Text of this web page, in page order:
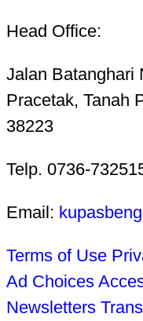
Head Office:
Jalan Batanghari
Pracetak, Tanah
38223
Telp. 0736-
Email:
Terms of Use
Ad Choices
Newsletters